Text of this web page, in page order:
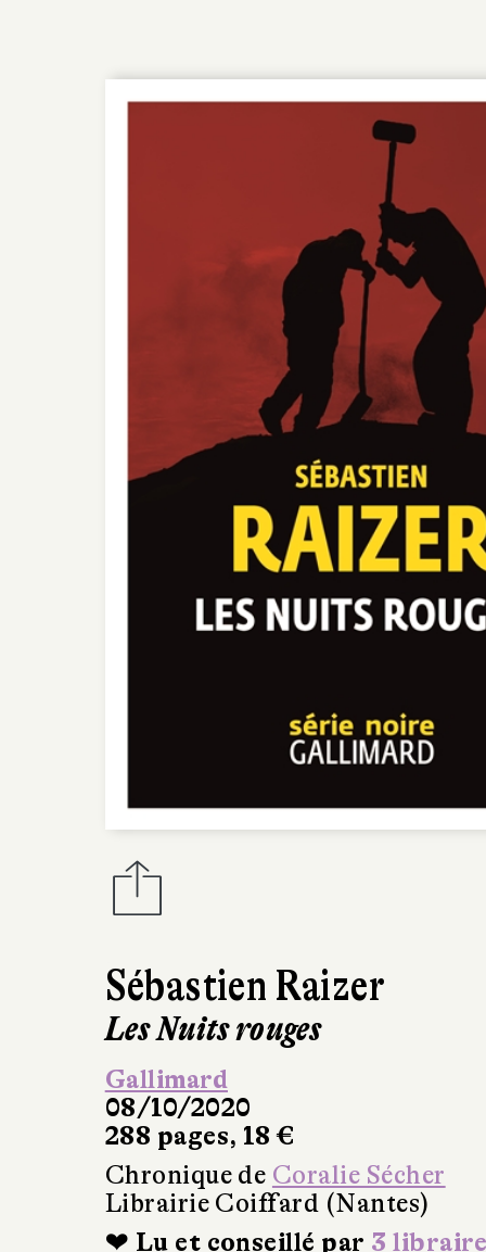
Sébastien Raizer
Les Nuits rouges
Gallimard
08/10/2020
288 pages, 18 €
Chronique de Coralie Sécher
Librairie Coiffard (Nantes)
❤ Lu et conseillé par 3